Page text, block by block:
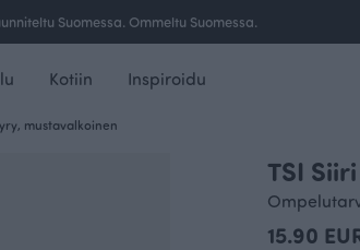
toimitus yli 100 € tilauksille Suomessa.
Kotiin Inspiroidu
mustavalkoinen
TSI
15.90